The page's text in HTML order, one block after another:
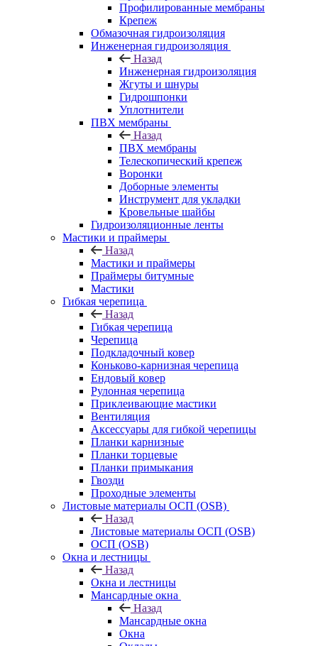
Профилированные мембраны
Крепеж
Обмазочная гидроизоляция
Инженерная гидроизоляция
Назад
Инженерная гидроизоляция
Жгуты и шнуры
Гидрошпонки
Уплотнители
ПВХ мембраны
Назад
ПВХ мембраны
Телескопический крепеж
Воронки
Доборные элементы
Инструмент для укладки
Кровельные шайбы
Гидроизоляционные ленты
Мастики и праймеры
Назад
Мастики и праймеры
Праймеры битумные
Мастики
Гибкая черепица
Назад
Гибкая черепица
Черепица
Подкладочный ковер
Коньково-карнизная черепица
Ендовый ковер
Рулонная черепица
Приклеивающие мастики
Вентиляция
Аксессуары для гибкой черепицы
Планки карнизные
Планки торцевые
Планки примыкания
Гвозди
Проходные элементы
Листовые материалы ОСП (OSB)
Назад
Листовые материалы ОСП (OSB)
ОСП (OSB)
Окна и лестницы
Назад
Окна и лестницы
Мансардные окна
Назад
Мансардные окна
Окна